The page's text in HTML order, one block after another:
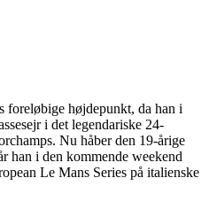
foreløbige højdepunkt, da han i
i det legendariske 24-
Nu håber den 19-årige
han i den kommende weekend
Le Mans Series på italienske